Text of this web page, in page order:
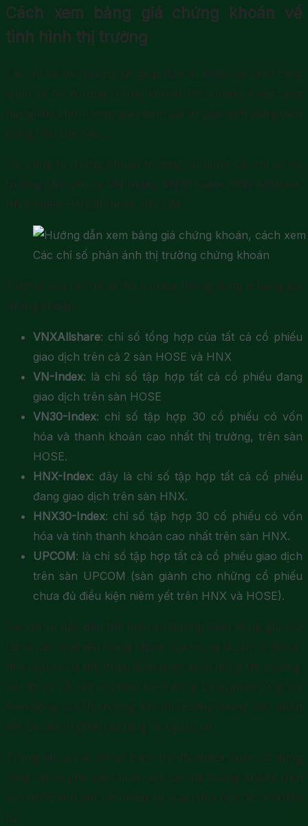
Cách xem bảng giá chứng khoán về
tình hình thị trường
Các chỉ số thị trường sẽ giúp bạn có được cái nhìn tổng
quan về thị trường chứng khoán: thị trường đang tăng
hay giảm, khối lượng giao dịch, giá trị giao dịch đang biến
động như thế nào…
Các công ty chứng khoán thường sử dụng các chỉ số thị
trường chủ yếu là: VN-Index, VN30-Index, VNX AllShare,
HNX-Index, HNX30-Index, UPCOM.
Các chỉ số phản ánh thị trường chứng khoán
Ý nghĩa của các chỉ số thị trường thông dụng ở bảng giá
chứng khoán:
VNXAllshare: chỉ số tổng hợp của tất cả cổ phiếu
giao dịch trên cả 2 sàn HOSE và HNX
VN-Index: là chỉ số tập hợp tất cả cổ phiếu đang
giao dịch trên sàn HOSE
VN30-Index: chỉ số tập hợp 30 cổ phiếu có vốn
hóa và thanh khoản cao nhất thị trường, trên sàn
HOSE.
HNX-Index: đây là chỉ số tập hợp tất cả cổ phiếu
đang giao dịch trên sàn HNX.
HNX30-Index: chỉ số tập hợp 30 cố phiếu có vốn
hóa và tính thanh khoản cao nhất trên sàn HNX.
UPCOM: là chỉ số tập hợp tất cả cổ phiếu giao dịch
trên sàn UPCOM (sàn giành cho những cổ phiếu
chưa đủ điều kiện niêm yết trên HNX và HOSE).
Các chỉ số này đều thể hiện xu hướng biến động giá của
tất cả các cổ phiếu trong nhóm của nó, và là căn cứ để các
nhà đầu tư có thể nhận định được biến động thị trường.
Đại đa số các mã cổ phiếu biến động tăng/giảm cùng với
biến động của thị trường. Khi thị trường chung tốt, phần
lớn các mã cổ phiếu sẽ tăng và ngược lại,.
Trong tất cả các chỉ số trên, thì VN-Index được sử dụng
rộng rãi và phổ biến nhất, bởi các mã chứng khoán trên
sàn HOSE thu hút rất nhiều sự quan tâm của các nhà đầu
tư.